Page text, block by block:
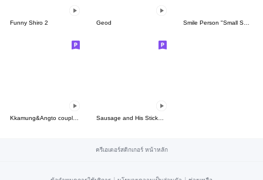
Funny Shiro 2 Geod Smile Person "Small Smile"
ครีเอเตอร์สติกเกอร์ หน้าหลัก